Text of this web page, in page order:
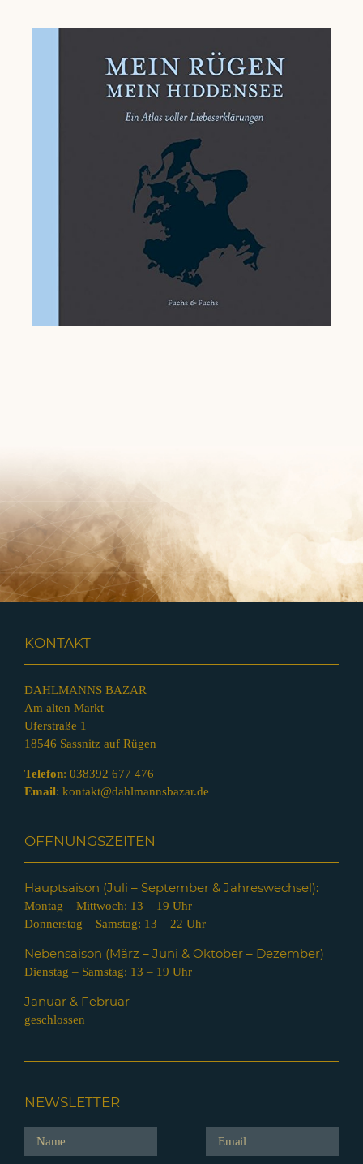
KONTAKT
DAHLMANNS BAZAR
Am alten Markt
Uferstraße 1
18546 Sassnitz auf Rügen
Telefon: 038392 677 476
Email: kontakt@dahlmannsbazar.de
ÖFFNUNGSZEITEN
Hauptsaison (Juli – September & Jahreswechsel):
Montag – Mittwoch: 13 – 19 Uhr
Donnerstag – Samstag: 13 – 22 Uhr
Nebensaison (März – Juni & Oktober – Dezember)
Dienstag – Samstag: 13 – 19 Uhr
Januar & Februar
geschlossen
NEWSLETTER